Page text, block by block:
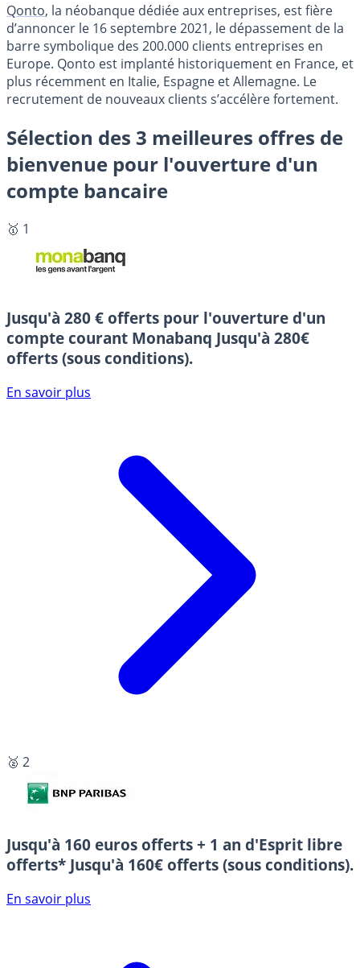
Qonto, la néobanque dédiée aux entreprises, est fière
d’annoncer le 16 septembre 2021, le dépassement de la
barre symbolique des 200.000 clients entreprises en
Europe. Qonto est implanté historiquement en France, et
plus récemment en Italie, Espagne et Allemagne. Le
recrutement de nouveaux clients s’accélère fortement.
Sélection des 3 meilleures offres de
bienvenue pour l'ouverture d'un
compte bancaire
🥇 1
Jusqu'à 280 € offerts pour l'ouverture d'un
compte courant Monabanq Jusqu'à 280€
offerts (sous conditions).
En savoir plus
🥈 2
Jusqu'à 160 euros offerts + 1 an d'Esprit libre
offerts* Jusqu'à 160€ offerts (sous conditions).
En savoir plus